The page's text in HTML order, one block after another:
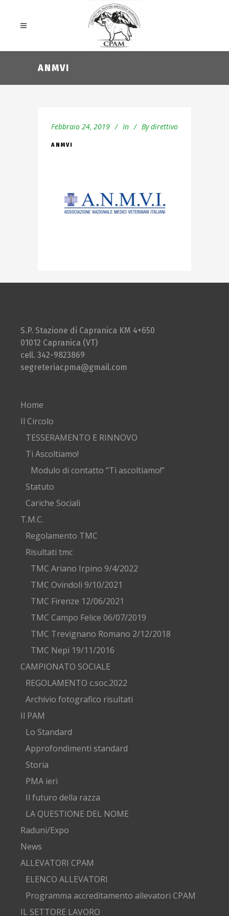
ANMVI
Febbraio 24, 2019 In By direttivo
ANMVI
S.P. Stazione di Capranica KM 4+650
01012 Capranica (VT)
cell. 342-9823869
segreteriacpma@gmail.com
Home
Il Circolo
TESSERAMENTO E RINNOVO
Ti Ascoltiamo!
Modulo di contatto “Ti ascoltiamo!”
Statuto
Cariche Sociali
T.M.C.
Regolamento TMC
Risultati tmc
TMC Ariano Irpino 9/4/2022
TMC Ovindoli 9/10/2021
TMC Firenze 12/06/2021
TMC Campo Felice 06/07/2019
TMC Trevignano Romano 2/12/2018
TMC Nepi 19/11/2016
CAMPIONATO SOCIALE
REGOLAMENTO c.soc.2022
Archivio fotografico risultati
Il PAM
Lo Standard
Approfondimenti standard
Storia
PMA ieri
Il futuro della razza
LA QUESTIONE DEL NOME
Raduni/Expo
News
ALLEVATORI CPAM
ELENCO ALLEVATORI
Programma accreditamento allevatori CPAM
IL SETTORE LAVORO